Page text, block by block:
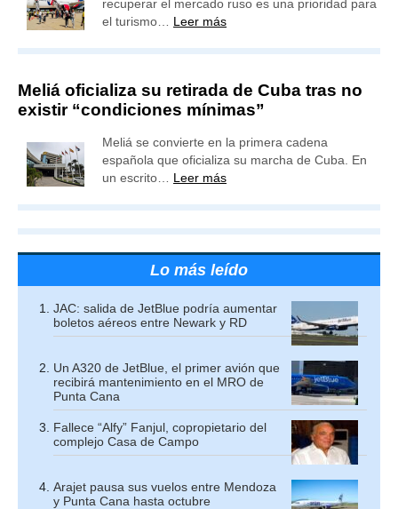
recuperar el mercado ruso es una prioridad para
el turismo… Leer más
Meliá oficializa su retirada de Cuba tras no
existir “condiciones mínimas”
Meliá se convierte en la primera cadena
española que oficializa su marcha de Cuba. En
un escrito… Leer más
Lo más leído
JAC: salida de JetBlue podría aumentar
boletos aéreos entre Newark y RD
Un A320 de JetBlue, el primer avión que
recibirá mantenimiento en el MRO de
Punta Cana
Fallece “Alfy” Fanjul, copropietario del
complejo Casa de Campo
Arajet pausa sus vuelos entre Mendoza
y Punta Cana hasta octubre